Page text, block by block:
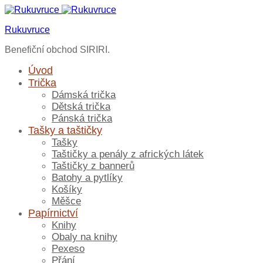
Rukuvruce
Benefiční obchod SIRIRI.
Úvod
Trička
Dámská trička
Dětská trička
Pánská trička
Tašky a taštičky
Tašky
Taštičky a penály z afrických látek
Taštičky z bannerů
Batohy a pytlíky
Košíky
Měšce
Papírnictví
Knihy
Obaly na knihy
Pexeso
Přání